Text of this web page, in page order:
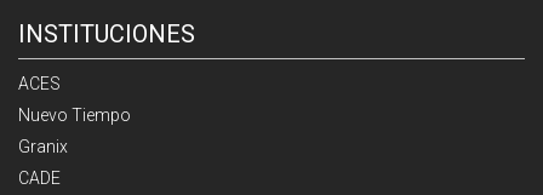
INSTITUCIONES
ACES
Nuevo Tiempo
Granix
CADE